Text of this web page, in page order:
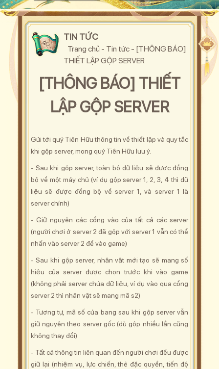
TIN TỨC
Trang chủ - Tin tức- [THÔNG BÁO]
THIẾT LẬP GỘP SERVER
[THÔNG BÁO] THIẾT
LẬP GỘP SERVER
Gửi tới quý Tiên Hữu thông tin về thiết lập và quy tắc
khi gộp server, mong quý Tiên Hữu lưu ý.
- Sau khi gộp server, toàn bộ dữ liệu sẽ được đồng
bộ về một máy chủ (ví dụ gộp server 1, 2, 3, 4 thì dữ
liệu sẽ được đồng bộ về server 1, và server 1 là
server chính)
- Giữ nguyên các cổng vào của tất cả các server
(người chơi ở server 2 đã gộp với server 1 vẫn có thể
nhấn vào server 2 để vào game)
- Sau khi gộp server, nhân vật mới tạo sẽ mang số
hiệu của server được chọn trước khi vào game
(không phải server chứa dữ liệu, ví dụ vào qua cổng
server 2 thì nhân vật sẽ mang mã s2)
- Tương tự, mã số của bang sau khi gộp server vẫn
giữ nguyên theo server gốc (dù gộp nhiều lần cũng
không thay đổi)
- Tất cả thông tin liên quan đến người chơi đều được
giữ lại (nhiệm vụ, lực chiến, thẻ đặc quyền, tiến độ